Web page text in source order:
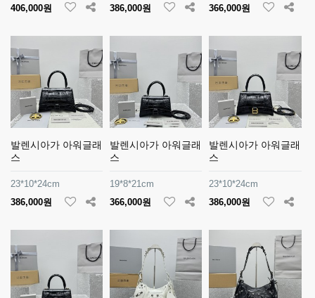
406,000원 386,000원 366,000원
발렌시아가 아워글래
스
23*10*24cm
386,000원
발렌시아가 아워글래
스
19*8*21cm
366,000원
발렌시아가 아워글래
스
23*10*24cm
386,000원